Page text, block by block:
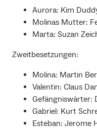
Aurora: Kim
Molinas Mutter:
Marta: Suzan
Zweitbesetzungen:
Molina: Martin
Valentin: Claus
Gefängniswärter:
Gabriel: Kurt
Esteban: Jerome